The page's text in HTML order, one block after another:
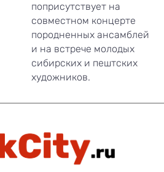
поприсутствует на
совместном концерте
породненных ансамблей
и на встрече молодых
сибирских и пештских
художников.